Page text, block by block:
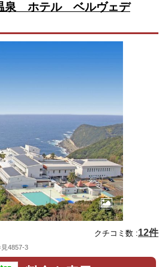
泉 ホテル ベルヴェデ
クチコミ数 :12件
4857-3